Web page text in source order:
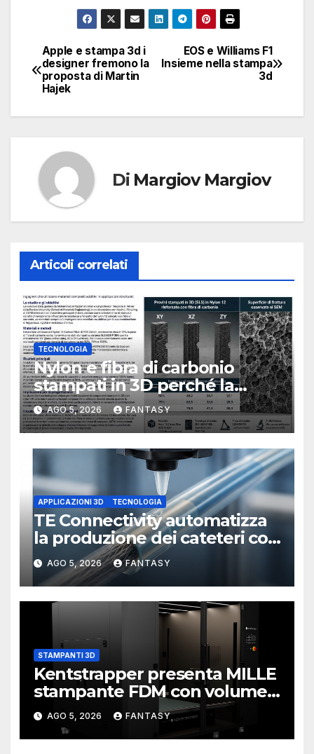
Navigazione
articoli
EOS e Williams F1
Insieme nella stampa
3d
Apple e stampa 3d i
designer fremono la
proposta di Martin
Hajek
Di Margiov Margiov
Articoli correlati
TECNOLOGIA
Nylon e fibra di carbonio
stampati in 3D perché la
resistenza agli urti dipende
dal processo
AGO 5, 2026 FANTASY
APPLICAZIONI 3D TECNOLOGIA
TE Connectivity automatizza
la produzione dei cateteri con
la stampa 3D
AGO 5, 2026 FANTASY
STAMPANTI 3D
Kentstrapper presenta MILLE
stampante FDM con volume
di stampa da un metro cubo
AGO 5, 2026 FANTASY